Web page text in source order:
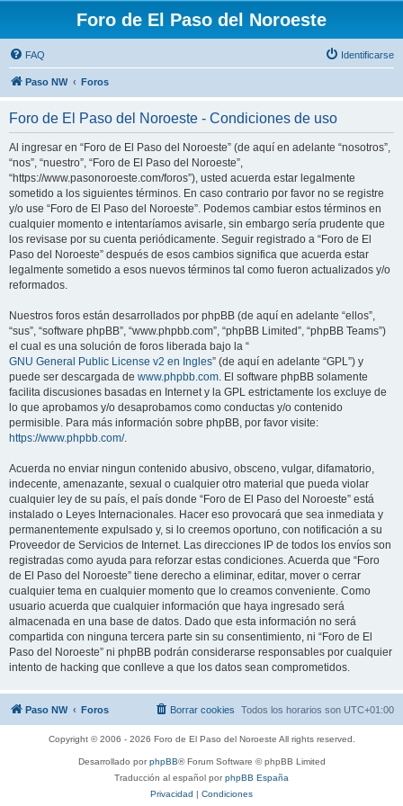
Foro de El Paso del Noroeste
FAQ Identificarse
Paso NW Foros
Foro de El Paso del Noroeste - Condiciones de uso
Al ingresar en “Foro de El Paso del Noroeste” (de aquí en adelante “nosotros”,
“nos”, “nuestro”, “Foro de El Paso del Noroeste”,
“https://www.pasonoroeste.com/foros”), usted acuerda estar legalmente
sometido a los siguientes términos. En caso contrario por favor no se registre
y/o use “Foro de El Paso del Noroeste”. Podemos cambiar estos términos en
cualquier momento e intentaríamos avisarle, sin embargo sería prudente que
los revisase por su cuenta periódicamente. Seguir registrado a “Foro de El
Paso del Noroeste” después de esos cambios significa que acuerda estar
legalmente sometido a esos nuevos términos tal como fueron actualizados y/o
reformados.
Nuestros foros están desarrollados por phpBB (de aquí en adelante “ellos”,
“sus”, “software phpBB”, “www.phpbb.com”, “phpBB Limited”, “phpBB Teams”)
el cual es una solución de foros liberada bajo la “
GNU General Public License v2 en Ingles” (de aquí en adelante “GPL”) y
puede ser descargada de www.phpbb.com. El software phpBB solamente
facilita discusiones basadas en Internet y la GPL estrictamente los excluye de
lo que aprobamos y/o desaprobamos como conductas y/o contenido
permisible. Para más información sobre phpBB, por favor visite:
https://www.phpbb.com/.
Acuerda no enviar ningun contenido abusivo, obsceno, vulgar, difamatorio,
indecente, amenazante, sexual o cualquier otro material que pueda violar
cualquier ley de su país, el país donde “Foro de El Paso del Noroeste” está
instalado o Leyes Internacionales. Hacer eso provocará que sea inmediata y
permanentemente expulsado y, si lo creemos oportuno, con notificación a su
Proveedor de Servicios de Internet. Las direcciones IP de todos los envíos son
registradas como ayuda para reforzar estas condiciones. Acuerda que “Foro
de El Paso del Noroeste” tiene derecho a eliminar, editar, mover o cerrar
cualquier tema en cualquier momento que lo creamos conveniente. Como
usuario acuerda que cualquier información que haya ingresado será
almacenada en una base de datos. Dado que esta información no será
compartida con ninguna tercera parte sin su consentimiento, ni “Foro de El
Paso del Noroeste” ni phpBB podrán considerarse responsables por cualquier
intento de hacking que conlleve a que los datos sean comprometidos.
Paso NW Foros Todos los horarios son UTC+01:00
Borrar cookies
Copyright © 2006 - 2026 Foro de El Paso del Noroeste All rights reserved.
Desarrollado porphpBB® Forum Software © phpBB Limited
Traducción al español porphpBB España
Privacidad | Condiciones